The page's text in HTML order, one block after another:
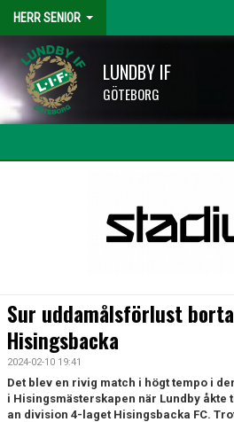
HERR SENIOR
LUNDBY IF
GÖTEBORG
TRUPPEN
BILDGALLERI
DOKUMENT
Sur uddamålsförlust
Hisingsbacka
2024-02-10 19:41
Det blev en rivig match i högt tempo i
i Hisingsmästerskapen när Lundby
an division 4-laget Hisingsbacka FC.